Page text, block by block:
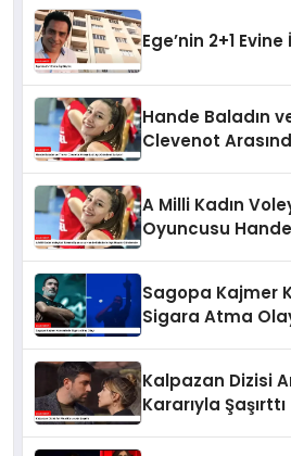
Ege’nin 2+1
Hande Baladın
Clevenot
A Milli Kadın
Oyuncusu Hande
Sagopa Kajmer
Sigara Atma
Kalpazan Dizisi
Kararıyla Şaşırttı